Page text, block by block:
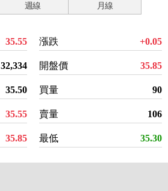
週線 月線
35.55
32,334
35.50
35.55
35.85
漲跌 +0.05
開盤價 35.85
買量 90
賣量 106
最低 35.30